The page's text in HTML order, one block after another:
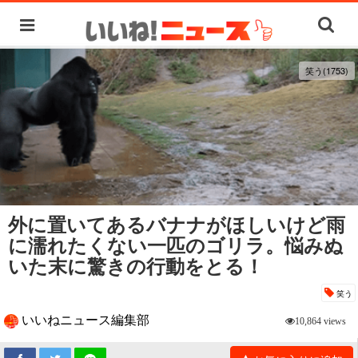
笑う(1753)
外に置いてあるバナナがほしいけど雨
に濡れたくない一匹のゴリラ。悩みぬ
いた末に驚きの行動をとる！
笑う
いいねニュース編集部 10,864 views